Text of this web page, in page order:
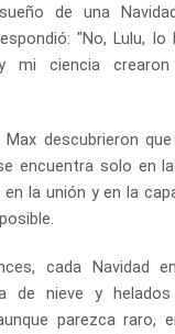
de una
"No, Lulu, lo
mi ciencia crearon
Max descubrieron
encuentra solo en
la unión y en la
cada Navidad
de nieve y
parezca raro,